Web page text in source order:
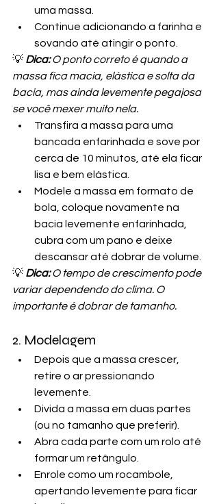
uma massa.
Continue adicionando a farinha e
sovando até atingir o ponto.
💡 Dica: O ponto correto é quando a
massa fica macia, elástica e solta da
bacia, mas ainda levemente pegajosa
se você mexer muito nela.
Transfira a massa para uma
bancada enfarinhada e sove por
cerca de 10 minutos, até ela ficar
lisa e bem elástica.
Modele a massa em formato de
bola, coloque novamente na
bacia levemente enfarinhada,
cubra com um pano e deixe
descansar até dobrar de volume.
💡 Dica: O tempo de crescimento pode
variar dependendo do clima. O
importante é dobrar de tamanho.
2. Modelagem
Depois que a massa crescer,
retire o ar pressionando
levemente.
Divida a massa em duas partes
(ou no tamanho que preferir).
Abra cada parte com um rolo até
formar um retângulo.
Enrole como um rocambole,
apertando levemente para ficar